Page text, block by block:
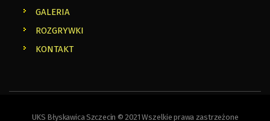
GALERIA
ROZGRYWKI
KONTAKT
UKS Błyskawica Szczecin © 2021 Wszelkie prawa zastrzeżone